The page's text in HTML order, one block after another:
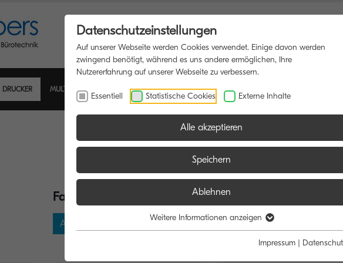
DRUCKER MULTIFUNKTIONSDRUCKER SOFTWARE BLOG
Farbe:
Alle Farbe
Datenschutzeinstellungen
Auf unserer Webseite werden Cookies verwendet. Einige davon werden
zwingend benötigt, während es uns andere ermöglichen, Ihre
Nutzererfahrung auf unserer Webseite zu verbessern.
Essentiell Statistische Cookies Externe Inhalte
Alle akzeptieren
Speichern
Ablehnen
Weitere Informationen anzeigen
Impressum |